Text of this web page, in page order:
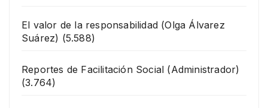
El valor de la responsabilidad (Olga Álvarez
Suárez) (5.588)
Reportes de Facilitación Social (Administrador)
(3.764)